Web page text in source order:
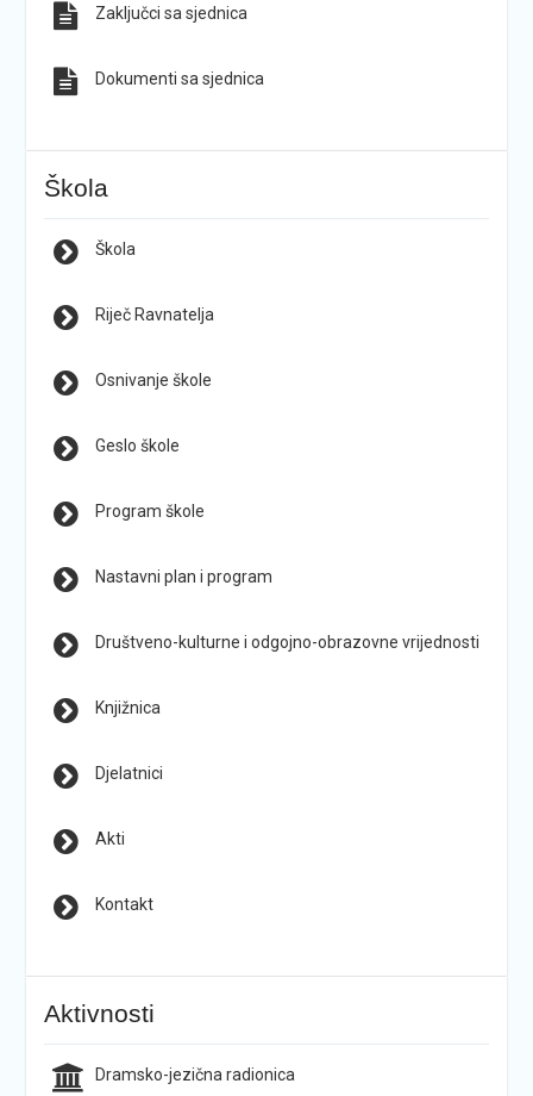
Zaključci sa sjednica
Dokumenti sa sjednica
Škola
Škola
Riječ Ravnatelja
Osnivanje škole
Geslo škole
Program škole
Nastavni plan i program
Društveno-kulturne i odgojno-obrazovne vrijednosti
Knjižnica
Djelatnici
Akti
Kontakt
Aktivnosti
Dramsko-jezična radionica